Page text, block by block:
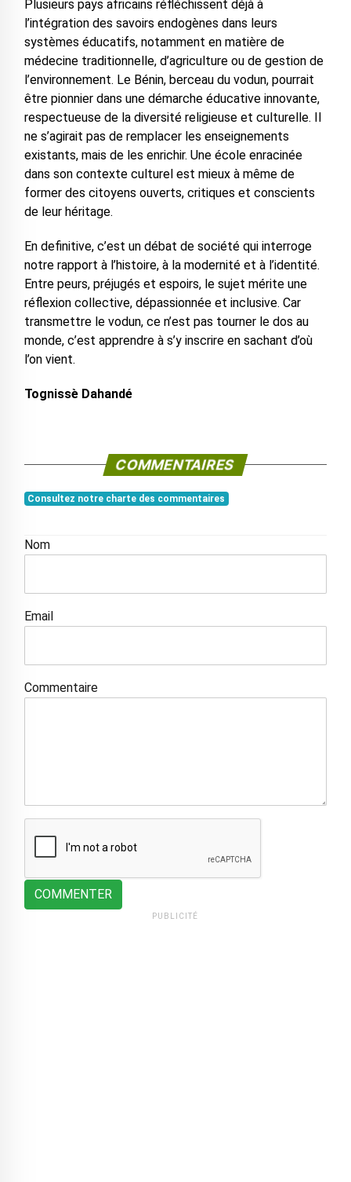
Plusieurs pays africains réfléchissent déjà à
l’intégration des savoirs endogènes dans leurs
systèmes éducatifs, notamment en matière de
médecine traditionnelle, d’agriculture ou de gestion de
l’environnement. Le Bénin, berceau du vodun, pourrait
être pionnier dans une démarche éducative innovante,
respectueuse de la diversité religieuse et culturelle. Il
ne s’agirait pas de remplacer les enseignements
existants, mais de les enrichir. Une école enracinée
dans son contexte culturel est mieux à même de
former des citoyens ouverts, critiques et conscients
de leur héritage.
En definitive, c’est un débat de société qui interroge
notre rapport à l’histoire, à la modernité et à l’identité.
Entre peurs, préjugés et espoirs, le sujet mérite une
réflexion collective, dépassionnée et inclusive. Car
transmettre le vodun, ce n’est pas tourner le dos au
monde, c’est apprendre à s’y inscrire en sachant d’où
l’on vient.
Tognissè Dahandé
COMMENTAIRES
Consultez notre charte des commentaires
Nom
Email
Commentaire
COMMENTER
PUBLICITÉ